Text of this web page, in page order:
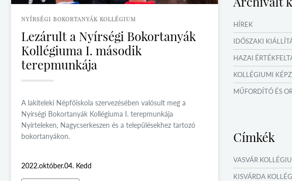
NYÍRSÉGI BOKORTANYÁK KOLLÉGIUM
Lezárult a Nyírségi Bokortanyák
Kollégiuma I. második
terepmunkája
A lakiteleki Népfőiskola szervezésében valósult meg a
Nyírségi Bokortanyák Kollégiuma I. terepmunkája
Nyírteleken, Nagycserkeszen és a településekhez tartozó
bokortanyákon.
2022.október.04. Kedd
NYÁRI TÁBOROK
OKTATÁS,
HÍREK
IDŐSZAKI
HAZAI
KOLLÉGIUMI
MŰFORDÍTÓ ÉS
Címkék
VASVÁR
KISVÁRDA